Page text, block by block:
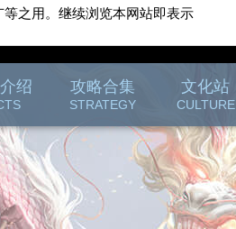
绍 攻略合集
STRATEGY
文化站
CULTURE
等之用。继续浏览本网站即表示